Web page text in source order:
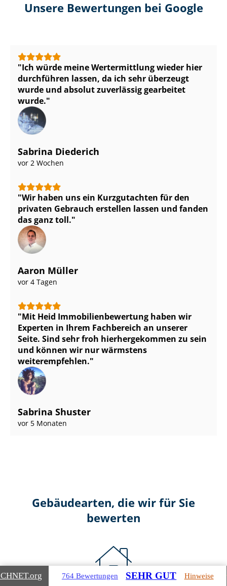
Unsere Bewertungen bei Google
Ich würde meine Wertermittlung wieder hier
durchführen lassen, da ich sehr überzeugt
wurde und absolut zuverlässig gearbeitet
wurde.
Sabrina Diederich
vor 2 Wochen
Wir haben uns ein Kurzgutachten für den
privaten Gebrauch erstellen lassen und fanden
das ganz toll.
Aaron Müller
vor 4 Tagen
Mit Heid Im­mo­bi­li­en­be­wer­tung haben wir
Experten in Ihrem Fachbereich an unserer
Seite. Sind sehr froh hierhergekommen zu sein
und können wir nur wärmstens
weiterempfehlen.
Sabrina Shuster
vor 5 Monaten
Gebäudearten, die wir für Sie
bewerten
.org 764 Bewertungen SEHR GUT Hinweise